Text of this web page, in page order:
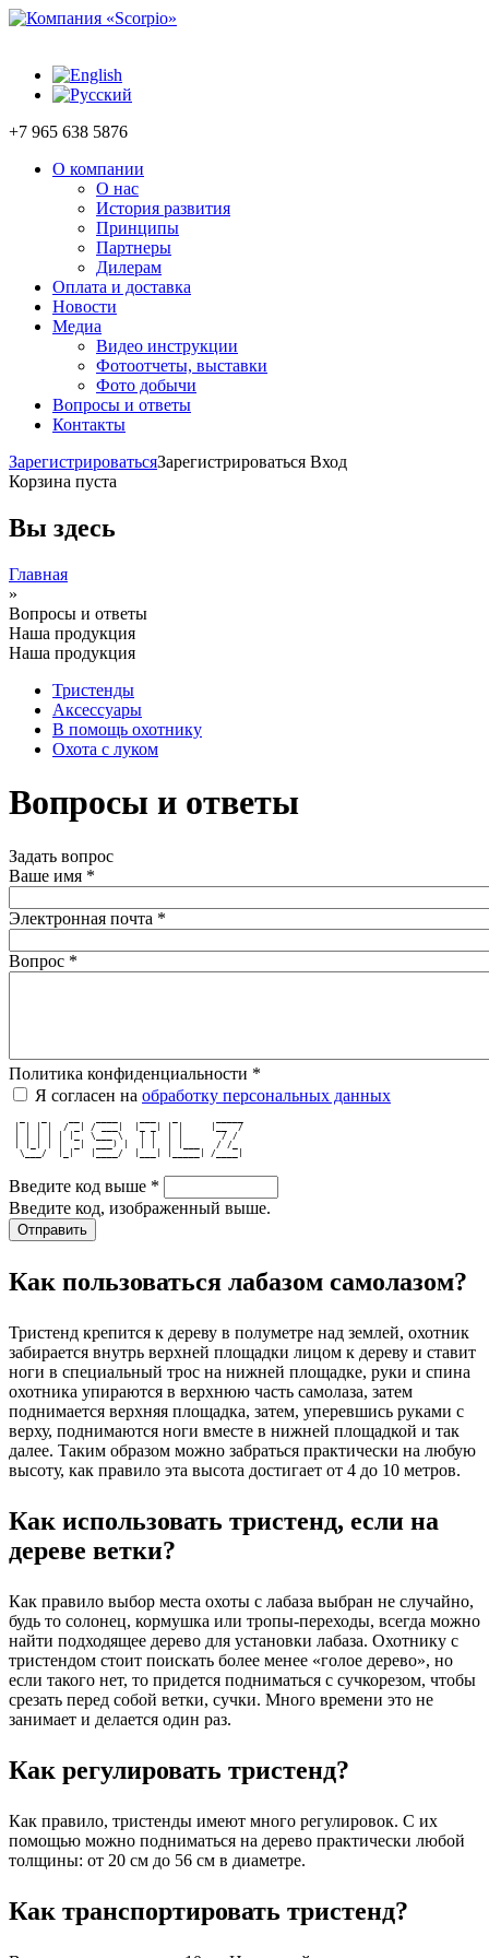
+7 965 638 5876
О компании
О нас
История развития
Принципы
Партнеры
Дилерам
Оплата и доставка
Новости
Медиа
Видео инструкции
Фотоотчеты, выставки
Фото добычи
Вопросы и ответы
Контакты
ЗарегистрироватьсяЗарегистрироваться Вход
Корзина пуста
Вы здесь
Главная
»
Вопросы и ответы
Наша продукция
Наша продукция
Тристенды
Аксессуары
В помощь охотнику
Охота с луком
Вопросы и ответы
Задать вопрос
Ваше имя *
Электронная почта *
Вопрос *
Политика конфиденциальности *
Я согласен на обработку персональных данных
| | | |  / _| / ___|  |_ _| | |     |__  /
| | | | | |_  \___ \   | |  | |       / /
| |_| | |  _|  ___) |  | |  | |___   / /_
  \___/  |_|   |____/  |___| |_____| /____|
Введите код выше *
Введите код, изображенный выше.
Как пользоваться лабазом самолазом?
Тристенд крепится к дереву в полуметре над землей, охотник
забирается внутрь верхней площадки лицом к дереву и ставит
ноги в специальный трос на нижней площадке, руки и спина
охотника упираются в верхнюю часть самолаза, затем
поднимается верхняя площадка, затем, уперевшись руками с
верху, поднимаются ноги вместе в нижней площадкой и так
далее. Таким образом можно забраться практически на любую
высоту, как правило эта высота достигает от 4 до 10 метров.
Как использовать тристенд, если на
дереве ветки?
Как правило выбор места охоты с лабаза выбран не случайно,
будь то солонец, кормушка или тропы-переходы, всегда можно
найти подходящее дерево для установки лабаза. Охотнику с
тристендом стоит поискать более менее «голое дерево», но
если такого нет, то придется подниматься с сучкорезом, чтобы
срезать перед собой ветки, сучки. Много времени это не
занимает и делается один раз.
Как регулировать тристенд?
Как правило, тристенды имеют много регулировок. С их
помощью можно подниматься на дерево практически любой
толщины: от 20 см до 56 см в диаметре.
Как транспортировать тристенд?